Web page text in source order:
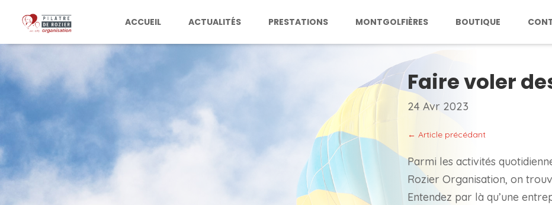
ACCUEIL ACTUALITÉS PRESTATIONS MONTGOLFIÈRES BOUTIQUE
Faire voler
24 Avr 2023
←Article précédant
Parmi les activités
Rozier Organisation, on
Entendez par là qu’une